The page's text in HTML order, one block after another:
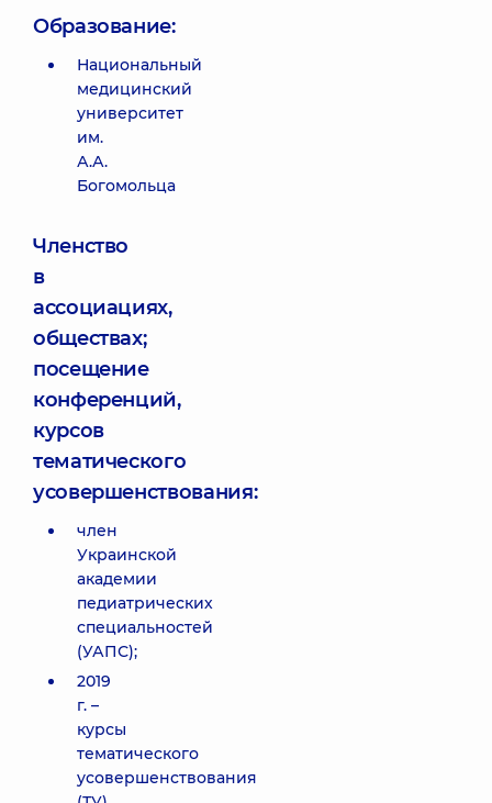
Образование:
Национальный
медицинский
университет
им.
А.А.
Богомольца
Членство
в
ассоциациях,
обществах;
посещение
конференций,
курсов
тематического
усовершенствования:
член
Украинской
академии
педиатрических
специальностей
(УАПС);
2019
г. –
курсы
тематического
усовершенствования